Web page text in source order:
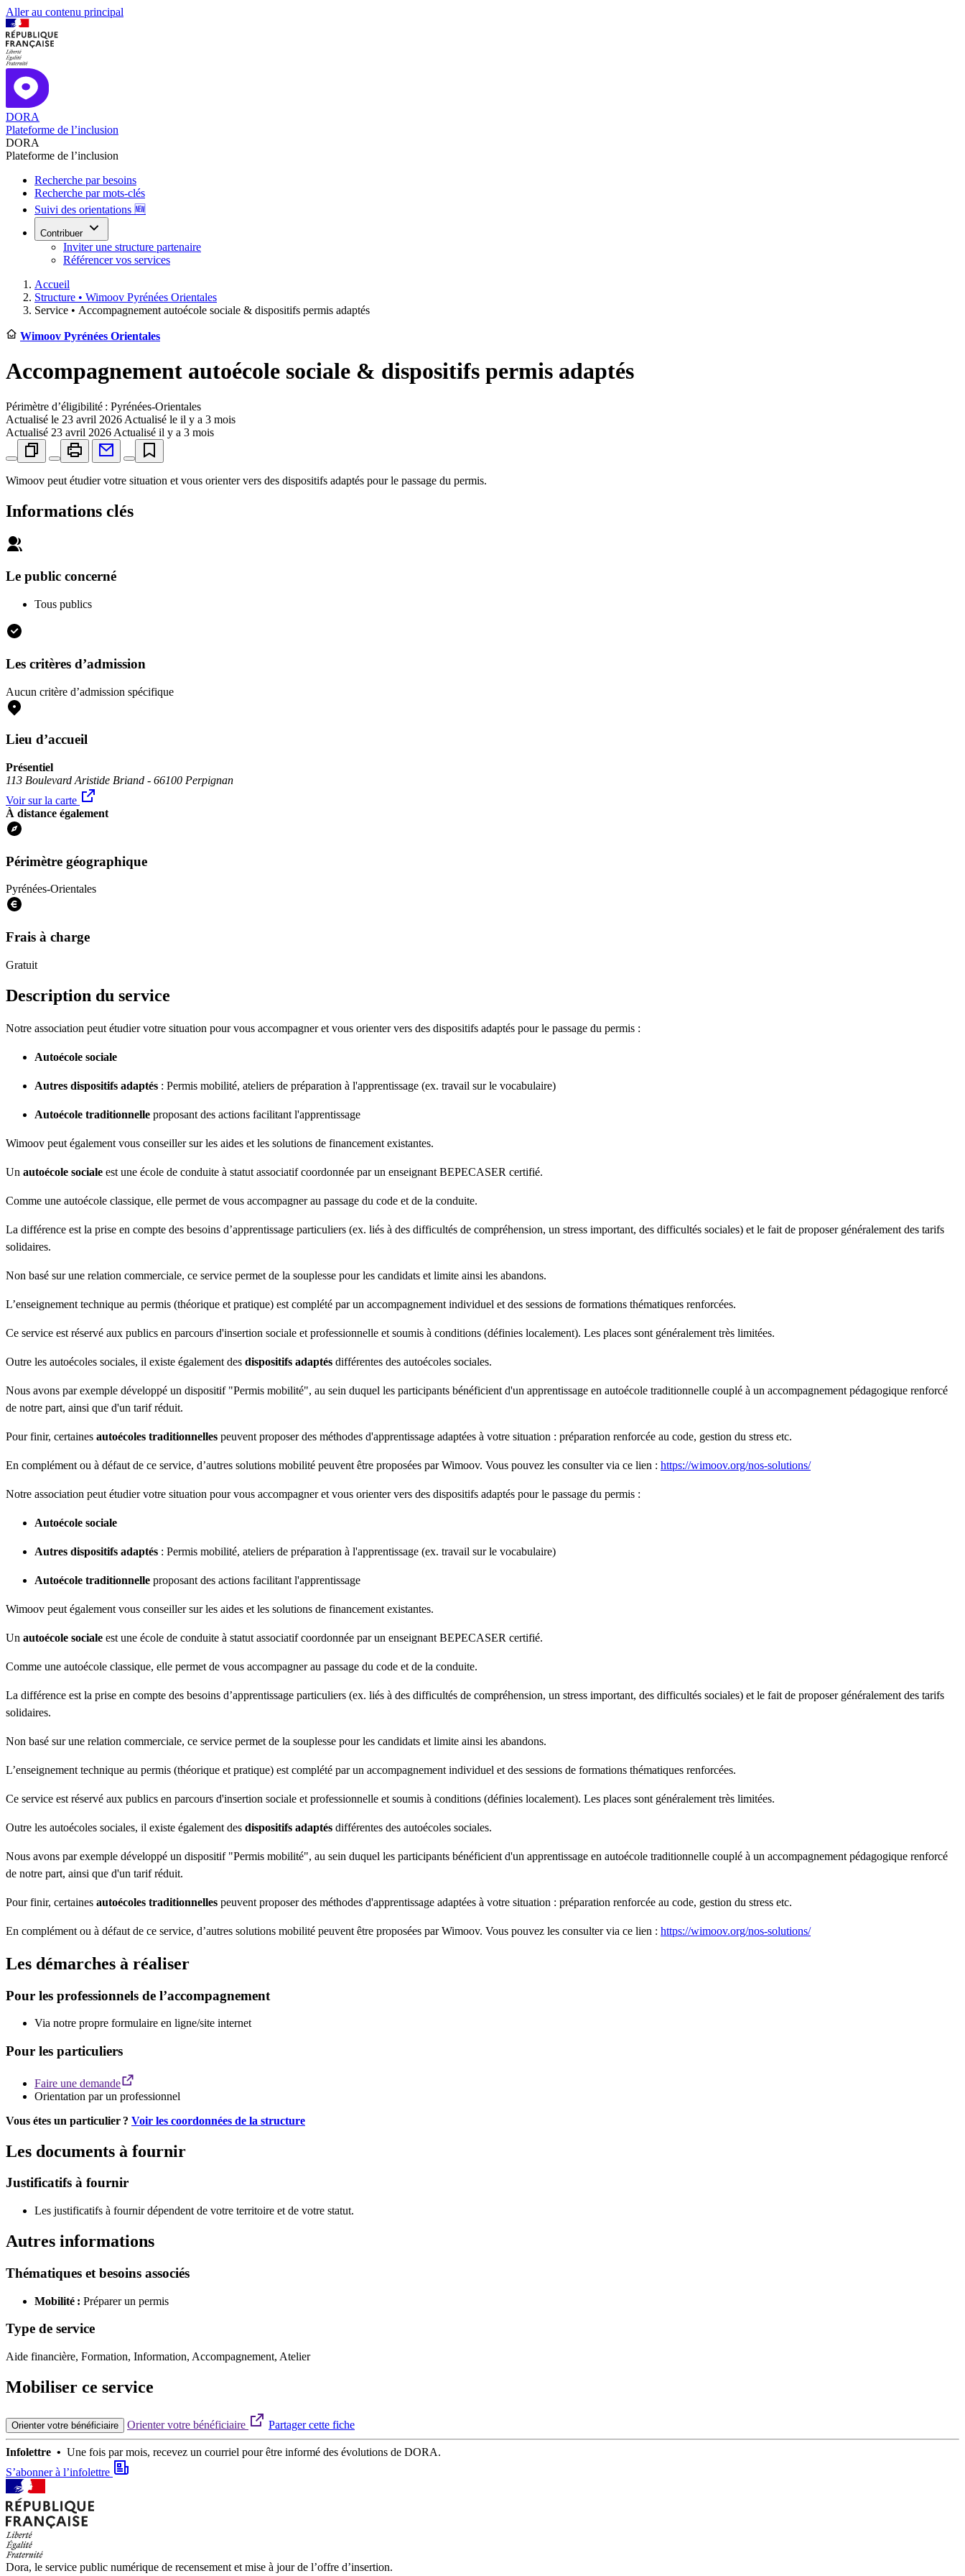
Aller au contenu principal
DORA
Plateforme de l’inclusion
DORA
Plateforme de l’inclusion
Recherche par besoins
Recherche par mots-clés
Suivi des orientations 🆕
Contribuer
Inviter une structure partenaire
Référencer vos services
Accueil
Structure • Wimoov Pyrénées Orientales
Service • Accompagnement autoécole sociale & dispositifs permis adaptés
Wimoov Pyrénées Orientales
Accompagnement autoécole sociale & dispositifs permis adaptés
Périmètre d’éligibilité : Pyrénées-Orientales
Actualisé le 23 avril 2026 Actualisé le il y a 3 mois
Actualisé 23 avril 2026 Actualisé il y a 3 mois
Wimoov peut étudier votre situation et vous orienter vers des dispositifs adaptés pour le passage du permis.
Informations clés
Le public concerné
Tous publics
Les critères d’admission
Aucun critère d’admission spécifique
Lieu d’accueil
Présentiel
113 Boulevard Aristide Briand - 66100 Perpignan
Voir sur la carte
À distance également
Périmètre géographique
Pyrénées-Orientales
Frais à charge
Gratuit
Description du service
Notre association peut étudier votre situation pour vous accompagner et vous orienter vers des dispositifs adaptés pour le passage du permis :
Autoécole sociale
Autres dispositifs adaptés : Permis mobilité, ateliers de préparation à l'apprentissage (ex. travail sur le vocabulaire)
Autoécole traditionnelle proposant des actions facilitant l'apprentissage
Wimoov peut également vous conseiller sur les aides et les solutions de financement existantes.
Un autoécole sociale est une école de conduite à statut associatif coordonnée par un enseignant BEPECASER certifié.
Comme une autoécole classique, elle permet de vous accompagner au passage du code et de la conduite.
La différence est la prise en compte des besoins d’apprentissage particuliers (ex. liés à des difficultés de compréhension, un stress important, des difficultés sociales) et le fait de proposer généralement des tarifs
solidaires.
Non basé sur une relation commerciale, ce service permet de la souplesse pour les candidats et limite ainsi les abandons.
L’enseignement technique au permis (théorique et pratique) est complété par un accompagnement individuel et des sessions de formations thématiques renforcées.
Ce service est réservé aux publics en parcours d'insertion sociale et professionnelle et soumis à conditions (définies localement). Les places sont généralement très limitées.
Outre les autoécoles sociales, il existe également des dispositifs adaptés différentes des autoécoles sociales.
Nous avons par exemple développé un dispositif "Permis mobilité", au sein duquel les participants bénéficient d'un apprentissage en autoécole traditionnelle couplé à un accompagnement pédagogique renforcé
de notre part, ainsi que d'un tarif réduit.
Pour finir, certaines autoécoles traditionnelles peuvent proposer des méthodes d'apprentissage adaptées à votre situation : préparation renforcée au code, gestion du stress etc.
En complément ou à défaut de ce service, d’autres solutions mobilité peuvent être proposées par Wimoov. Vous pouvez les consulter via ce lien : https://wimoov.org/nos-solutions/
Notre association peut étudier votre situation pour vous accompagner et vous orienter vers des dispositifs adaptés pour le passage du permis :
Autoécole sociale
Autres dispositifs adaptés : Permis mobilité, ateliers de préparation à l'apprentissage (ex. travail sur le vocabulaire)
Autoécole traditionnelle proposant des actions facilitant l'apprentissage
Wimoov peut également vous conseiller sur les aides et les solutions de financement existantes.
Un autoécole sociale est une école de conduite à statut associatif coordonnée par un enseignant BEPECASER certifié.
Comme une autoécole classique, elle permet de vous accompagner au passage du code et de la conduite.
La différence est la prise en compte des besoins d’apprentissage particuliers (ex. liés à des difficultés de compréhension, un stress important, des difficultés sociales) et le fait de proposer généralement des tarifs
solidaires.
Non basé sur une relation commerciale, ce service permet de la souplesse pour les candidats et limite ainsi les abandons.
L’enseignement technique au permis (théorique et pratique) est complété par un accompagnement individuel et des sessions de formations thématiques renforcées.
Ce service est réservé aux publics en parcours d'insertion sociale et professionnelle et soumis à conditions (définies localement). Les places sont généralement très limitées.
Outre les autoécoles sociales, il existe également des dispositifs adaptés différentes des autoécoles sociales.
Nous avons par exemple développé un dispositif "Permis mobilité", au sein duquel les participants bénéficient d'un apprentissage en autoécole traditionnelle couplé à un accompagnement pédagogique renforcé
de notre part, ainsi que d'un tarif réduit.
Pour finir, certaines autoécoles traditionnelles peuvent proposer des méthodes d'apprentissage adaptées à votre situation : préparation renforcée au code, gestion du stress etc.
En complément ou à défaut de ce service, d’autres solutions mobilité peuvent être proposées par Wimoov. Vous pouvez les consulter via ce lien : https://wimoov.org/nos-solutions/
Les démarches à réaliser
Pour les professionnels de l’accompagnement
Via notre propre formulaire en ligne/site internet
Pour les particuliers
Faire une demande
Orientation par un professionnel
Vous étes un particulier ? Voir les coordonnées de la structure
Les documents à fournir
Justificatifs à fournir
Les justificatifs à fournir dépendent de votre territoire et de votre statut.
Autres informations
Thématiques et besoins associés
Mobilité : Préparer un permis
Type de service
Aide financière, Formation, Information, Accompagnement, Atelier
Mobiliser ce service
Orienter votre bénéficiaire Orienter votre bénéficiaire Partager cette fiche
Infolettre • Une fois par mois, recevez un courriel pour être informé des évolutions de DORA.
S’abonner à l’infolettre
Dora, le service public numérique de recensement et mise à jour de l’offre d’insertion.